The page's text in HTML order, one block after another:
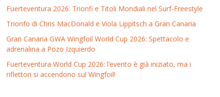
Fuerteventura 2026: Trionfi e Titoli Mondiali nel Surf-Freestyle
Trionfo di Chris MacDonald e Viola Lippitsch a Gran Canaria
Gran Canaria GWA Wingfoil World Cup 2026: Spettacolo e
adrenalina a Pozo Izquierdo
Fuerteventura World Cup 2026: l’evento è già iniziato, ma i
riflettori si accendono sul Wingfoil!